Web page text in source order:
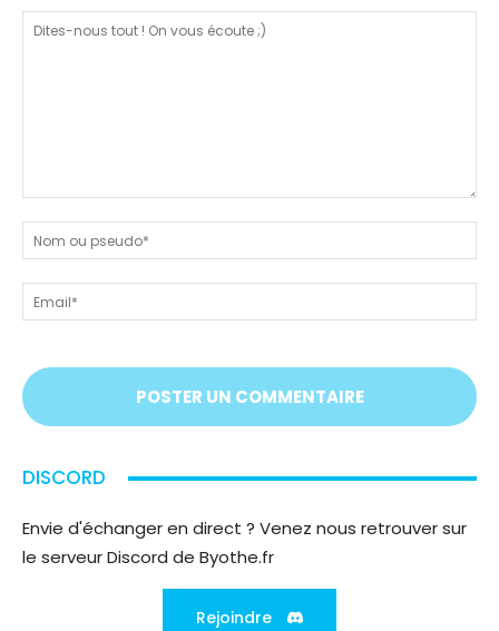
nous
tout
!
On
vous
;)
ou
DISCORD
Envie d'échanger en direct ? Venez nous retrouver sur
le serveur Discord de Byothe.fr
Rejoindre